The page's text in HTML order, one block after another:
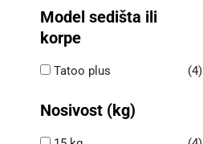
Model sedišta ili
korpe
(4)
Tatoo plus
Nosivost (kg)